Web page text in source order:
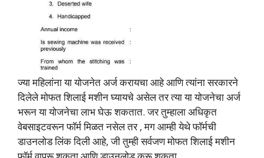
ज्या महिलांना या योजनेत अर्ज करायचा आहे आणि त्यांना सरकारने
दिलेले मोफत शिलाई मशीन घ्यायचे असेल तर त्या या योजनेचा अर्ज
भरून या योजनेचा लाभ घेऊ शकतात. जर तुम्हाला अधिकृत
वेबसाइटवरून फॉर्म मिळत नसेल तर , मग आम्ही येथे फॉर्मची
डाउनलोड लिंक दिली आहे, जी तुम्ही सर्वजण मोफत शिलाई मशीन